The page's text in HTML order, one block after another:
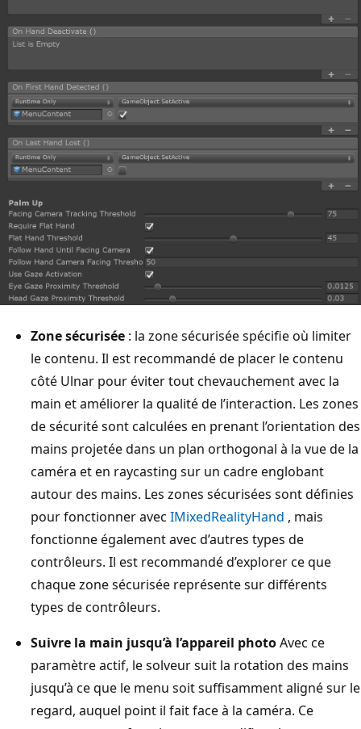
Zone sécurisée : la zone sécurisée spécifie où limiter
le contenu. Il est recommandé de placer le contenu
côté Ulnar pour éviter tout chevauchement avec la
main et améliorer la qualité de l’interaction. Les zones
de sécurité sont calculées en prenant l’orientation des
mains projetée dans un plan orthogonal à la vue de la
caméra et en raycasting sur un cadre englobant
autour des mains. Les zones sécurisées sont définies
pour fonctionner avec IMixedRealityHand , mais
fonctionne également avec d’autres types de
contrôleurs. Il est recommandé d’explorer ce que
chaque zone sécurisée représente sur différents
types de contrôleurs.
Suivre la main jusqu’à l’appareil photoAvec ce
paramètre actif, le solveur suit la rotation des mains
jusqu’à ce que le menu soit suffisamment aligné sur le
regard, auquel point il fait face à la caméra. Ce